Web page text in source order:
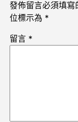
發佈留言必須填寫
位標示為 *
留言 *